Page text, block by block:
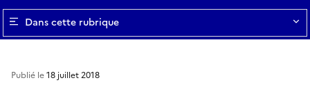
Dans cette rubrique
Publié le18 juillet 2018